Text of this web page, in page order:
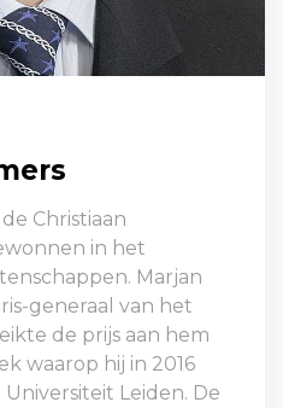
Christiaan
in het
Marjan
generaal van het
de prijs aan hem
waarop hij in 2016
Leiden. De